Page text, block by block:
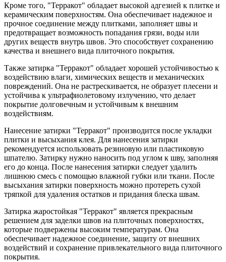
Кроме того, "Терракот" обладает высокой адгезией к плитке и
керамическим поверхностям. Она обеспечивает надежное и
прочное соединение между плитками, заполняет швы и
предотвращает возможность попадания грязи, воды или
других веществ внутрь швов. Это способствует сохранению
качества и внешнего вида плиточного покрытия.
Также затирка "Терракот" обладает хорошей устойчивостью к
воздействию влаги, химических веществ и механических
повреждений. Она не растрескивается, не образует плесени и
устойчива к ультрафиолетовому излучению, что делает
покрытие долговечным и устойчивым к внешним
воздействиям.
Нанесение затирки "Терракот" производится после укладки
плитки и высыхания клея. Для нанесения затирки
рекомендуется использовать резиновую или пластиковую
шпателю. Затирку нужно наносить под углом к шву, заполняя
его до конца. После нанесения затирки следует удалить
лишнюю смесь с помощью влажной губки или ткани. После
высыхания затирки поверхность можно протереть сухой
тряпкой для удаления остатков и придания блеска швам.
Затирка жаростойкая "Терракот" является прекрасным
решением для заделки швов на плиточных поверхностях,
которые подвержены высоким температурам. Она
обеспечивает надежное соединение, защиту от внешних
воздействий и сохранение привлекательного вида плиточного
покрытия.